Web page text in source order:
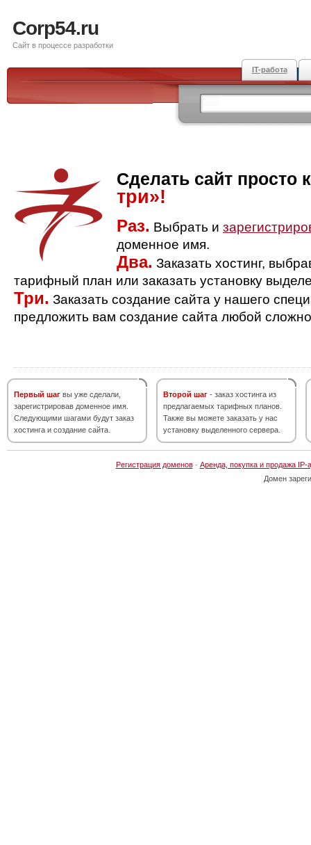
Corp54.ru
Сайт в процессе разработки
IT-работа
Сделать сайт просто
три»!
Раз. Выбрать и
доменное имя.
Два. Заказать хостинг,
тарифный план или заказать установку
Три. Заказать создание сайта у нашего
предложить вам создание сайта любой
Первый шаг вы уже сделали,
зарегистрировав доменное имя.
Следующими шагами будут заказ
хостинга и создание сайта.
Второй шаг - заказ хостинга из
предлагаемых тарифных планов.
Также вы можете заказать у нас
установку выделенного сервера.
Регистрация доменов· Аренда, покупка и продажа IP-
Домен